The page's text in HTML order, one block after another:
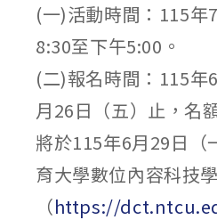
(一)活動時間：115年
8:30至下午5:00。
(二)報名時間：115年
月26日（五）止，名
將於115年6月29日（
育大學數位內容科技
（https://